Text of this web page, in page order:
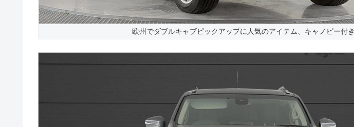
欧州でダブルキャブピックアップに人気のアイテム、キャノピー付き